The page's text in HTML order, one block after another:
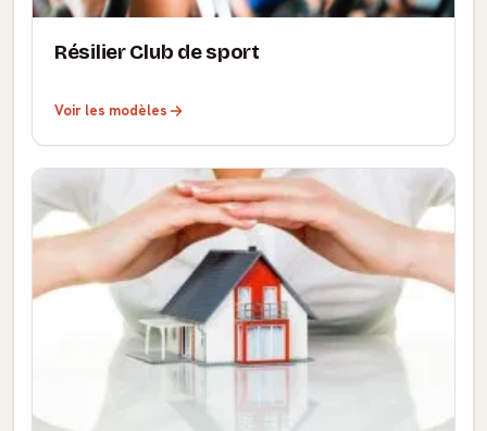
Résilier Club de sport
Voir les modèles